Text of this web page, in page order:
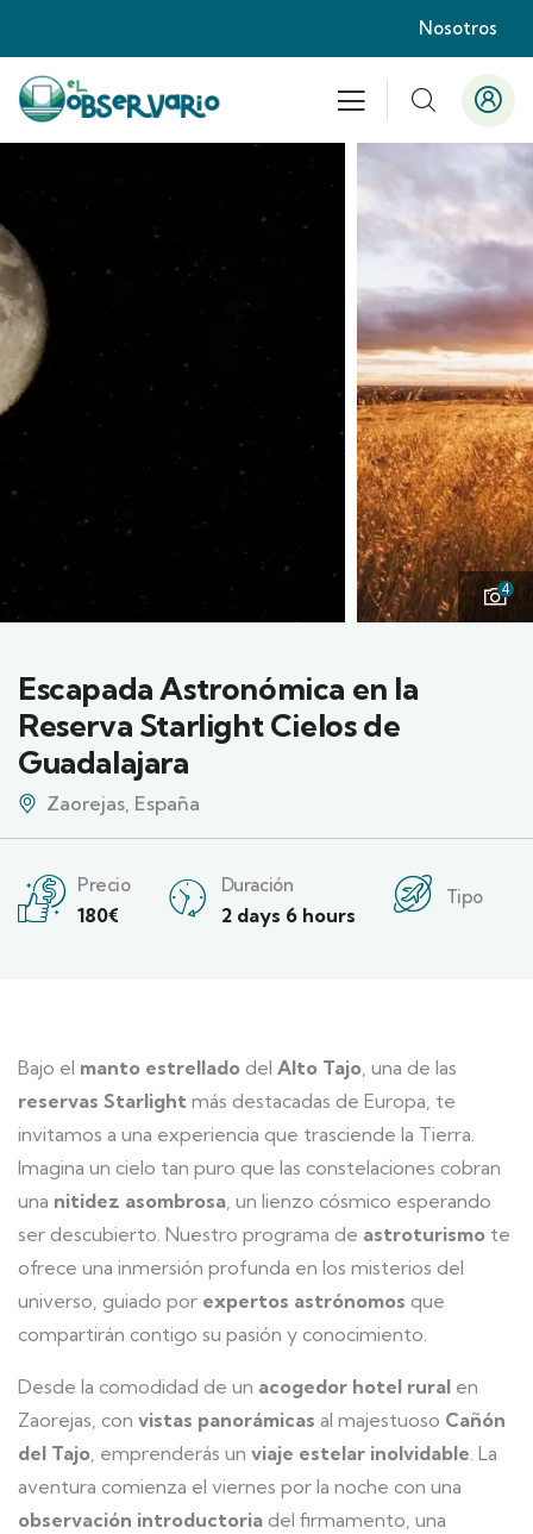
Nosotros
4
Escapada Astronómica en la
Reserva Starlight Cielos de
Guadalajara
Zaorejas, España
Precio
180€
Duración
2 days 6 hours
Tipo
Bajo el manto estrellado del Alto Tajo, una de las
reservas Starlight más destacadas de Europa, te
invitamos a una experiencia que trasciende la Tierra.
Imagina un cielo tan puro que las constelaciones cobran
una nitidez asombrosa, un lienzo cósmico esperando
ser descubierto. Nuestro programa de astroturismo te
ofrece una inmersión profunda en los misterios del
universo, guiado por expertos astrónomos que
compartirán contigo su pasión y conocimiento.
Desde la comodidad de un acogedor hotel rural en
Zaorejas, con vistas panorámicas al majestuoso Cañón
del Tajo, emprenderás un viaje estelar inolvidable. La
aventura comienza el viernes por la noche con una
observación introductoria del firmamento, una